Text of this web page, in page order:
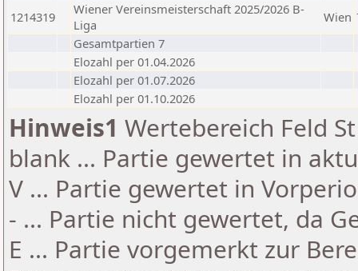
1214319
Wiener Vereinsmeisterschaft 2025/2026 B-
Liga
Wien
Gesamtpartien 7
Elozahl per 01.04.2026
Elozahl per 01.07.2026
Elozahl per 01.10.2026
Hinweis1 Wertebereich Feld
blank ... Partie gewertet in
V ... Partie gewertet in
- ... Partie nicht gewertet, da
E ... Partie vorgemerkt zur